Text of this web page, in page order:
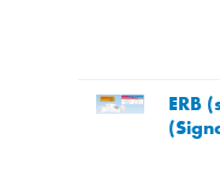
ERB